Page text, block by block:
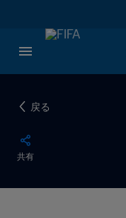
戻る
共有